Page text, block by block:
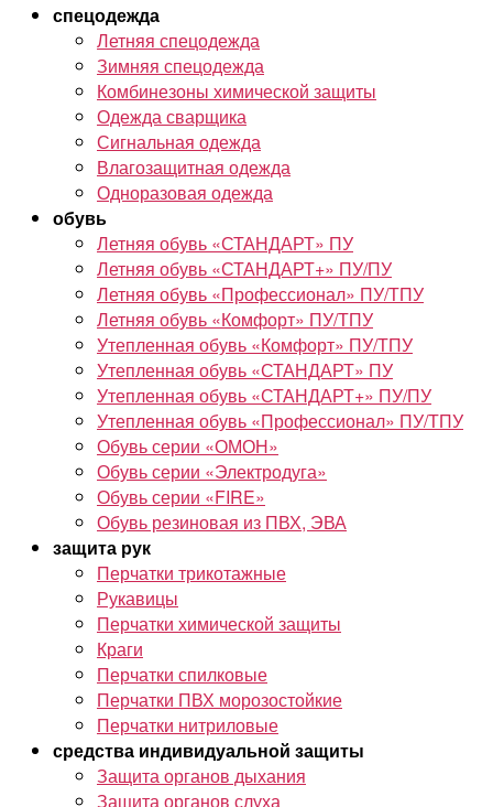
спецодежда
Летняя спецодежда
Зимняя спецодежда
Комбинезоны химической защиты
Одежда сварщика
Сигнальная одежда
Влагозащитная одежда
Одноразовая одежда
обувь
Летняя обувь «СТАНДАРТ» ПУ
Летняя обувь «СТАНДАРТ+» ПУ/ПУ
Летняя обувь «Профессионал» ПУ/ТПУ
Летняя обувь «Комфорт» ПУ/ТПУ
Утепленная обувь «Комфорт» ПУ/ТПУ
Утепленная обувь «СТАНДАРТ» ПУ
Утепленная обувь «СТАНДАРТ+» ПУ/ПУ
Утепленная обувь «Профессионал» ПУ/ТПУ
Обувь серии «ОМОН»
Обувь серии «Электродуга»
Обувь серии «FIRE»
Обувь резиновая из ПВХ, ЭВА
защита рук
Перчатки трикотажные
Рукавицы
Перчатки химической защиты
Краги
Перчатки спилковые
Перчатки ПВХ морозостойкие
Перчатки нитриловые
средства индивидуальной защиты
Защита органов дыхания
Защита органов слуха